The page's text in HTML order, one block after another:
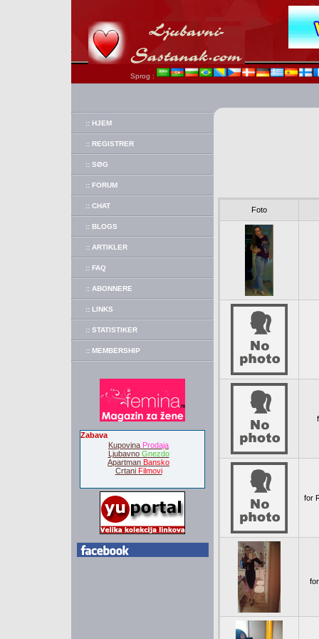
Sprog :
:: HJEM
:: REGISTRER
:: SØG
:: FORUM
:: CHAT
:: BLOGS
:: ARTIKLER
:: FAQ
:: ABONNERE
:: LINKS
:: STATISTIKER
:: MEMBERSHIP
Zabava
Kupovina Prodaja
Ljubavno Gnezdo
Apartman Bansko
Crtani Filmovi
Foto
for